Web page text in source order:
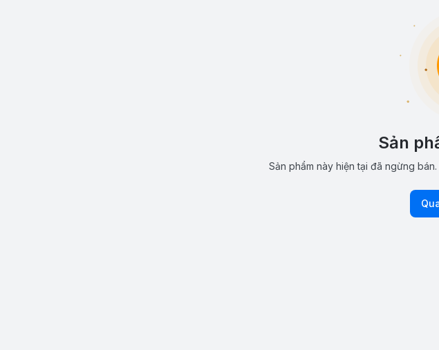
Sản
Sản phẩm này hiện tại đã ngừng